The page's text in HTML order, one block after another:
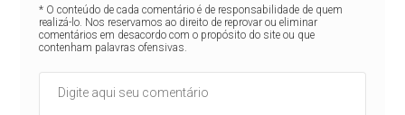
* O conteúdo de cada comentário é de responsabilidade de quem
realizá-lo. Nos reservamos ao direito de reprovar ou eliminar
comentários em desacordo com o propósito do site ou que
contenham palavras ofensivas.